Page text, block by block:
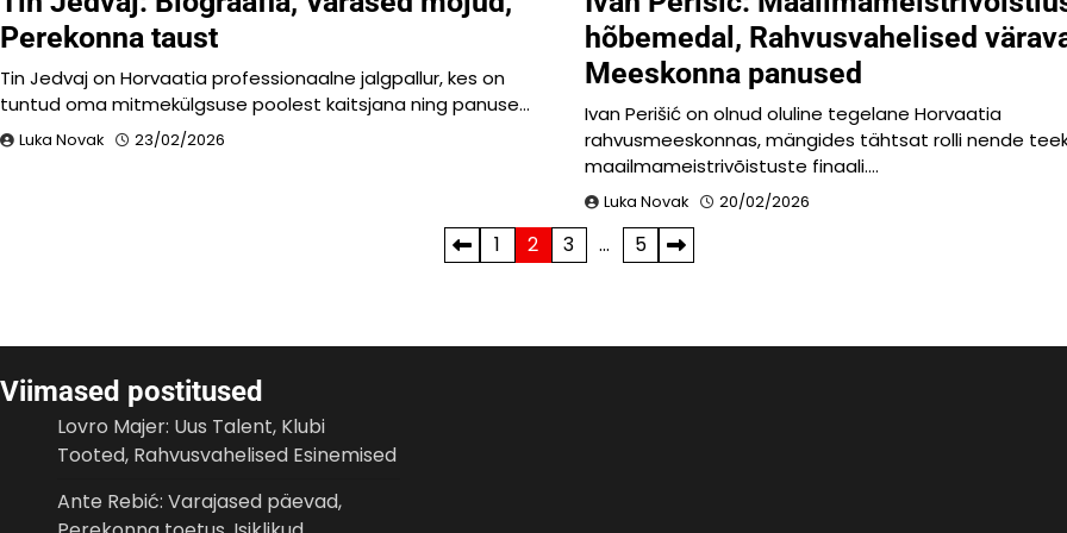
Perekonna taust
Tin Jedvaj on Horvaatia professionaalne jalgpallur, kes on
tuntud oma mitmekülgsuse poolest kaitsjana ning panuse…
Luka Novak 23/02/2026
hõbemedal, Rahvusvahelised
Meeskonna panused
Ivan Perišić on olnud oluline tegelane Horvaatia
rahvusmeeskonnas, mängides tähtsat rolli nende
maailmameistrivõistuste finaali.…
Luka Novak 20/02/2026
1 2 3 … 5
Viimased postitused
Lovro Majer: Uus Talent, Klubi
Tooted, Rahvusvahelised Esinemised
Ante Rebić: Varajased päevad,